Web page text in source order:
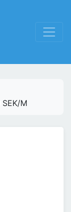
M